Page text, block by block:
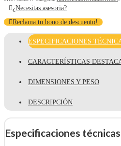
¿Necesitas asesoria?
Reclama tu bono de descuento!
ESPECIFICACIONES
CARACTERÍSTICAS
DIMENSIONES Y PESO
DESCRIPCIÓN
Especificaciones técnicas